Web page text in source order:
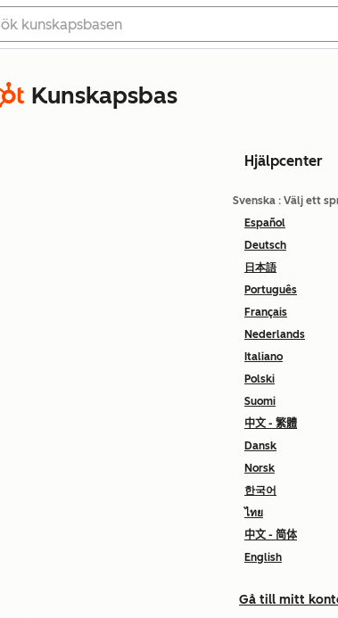
Kunskapsbas
Hjälpcenter
Svenska : Välj ett
Español
Deutsch
日本語
Português
Français
Nederlands
Italiano
Polski
Suomi
中文 - 繁體
Dansk
Norsk
한국어
ไทย
中文 - 简体
English
Gå till mitt